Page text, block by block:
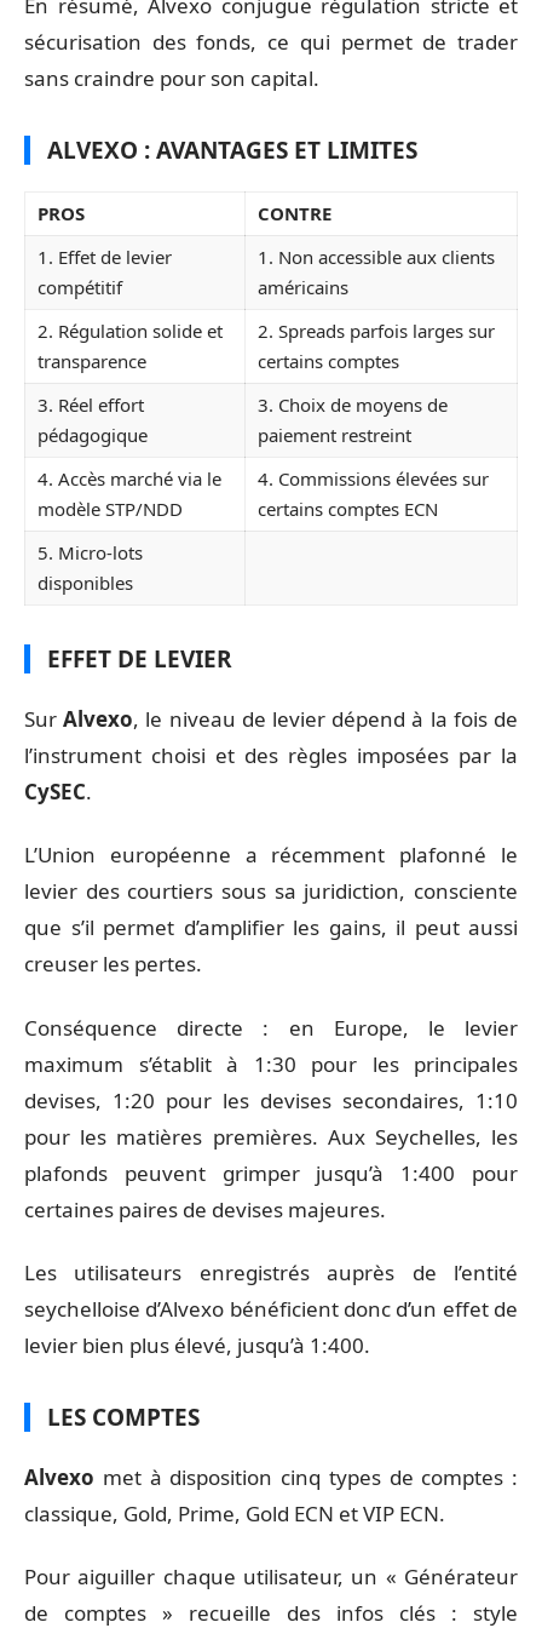
sécurisation des fonds, ce qui permet de trader
sans craindre pour son capital.
ALVEXO : AVANTAGES ET LIMITES
PROS
CONTRE
1. Effet de levier
compétitif
1. Non accessible aux clients
américains
2. Régulation solide et
transparence
2. Spreads parfois larges sur
certains comptes
3. Réel effort
pédagogique
3. Choix de moyens de
paiement restreint
4. Accès marché via le
modèle STP/NDD
4. Commissions élevées sur
certains comptes ECN
5. Micro-lots
disponibles
EFFET DE LEVIER
SurAlvexo, le niveau de levier dépend à la fois de
l’instrument choisi et des règles imposées par la
CySEC.
L’Union européenne a récemment plafonné le
levier des courtiers sous sa juridiction, consciente
que s’il permet d’amplifier les gains, il peut aussi
creuser les pertes.
Conséquence directe : en Europe, le levier
maximum s’établit à 1:30 pour les principales
devises, 1:20 pour les devises secondaires, 1:10
pour les matières premières. Aux Seychelles, les
plafonds peuvent grimper jusqu’à 1:400 pour
certaines paires de devises majeures.
Les utilisateurs enregistrés auprès de l’entité
seychelloise d’Alvexo bénéficient donc d’un effet de
levier bien plus élevé, jusqu’à 1:400.
LES COMPTES
Alvexo met à disposition cinq types de comptes :
classique, Gold, Prime, Gold ECN et VIP ECN.
Pour aiguiller chaque utilisateur, un « Générateur
de comptes » recueille des infos clés : style